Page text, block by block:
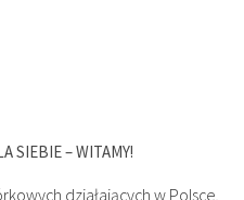
SIEBIE – WITAMY!
działających w Polsce,